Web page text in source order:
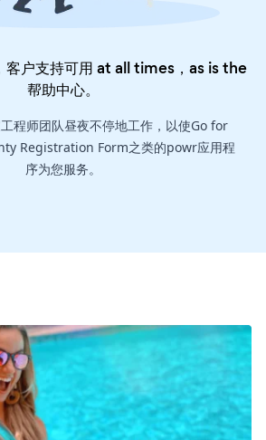
户支持可用 at all times，as is the
帮助中心。
程师团队昼夜不停地工作，以使Go for
Registration Form之类的powr应用程
序为您服务。